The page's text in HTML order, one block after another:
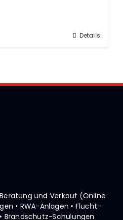
Details
und Verkauf (Online
• RWA-Anlagen • Flucht-
• Brandschutz-Schulungen